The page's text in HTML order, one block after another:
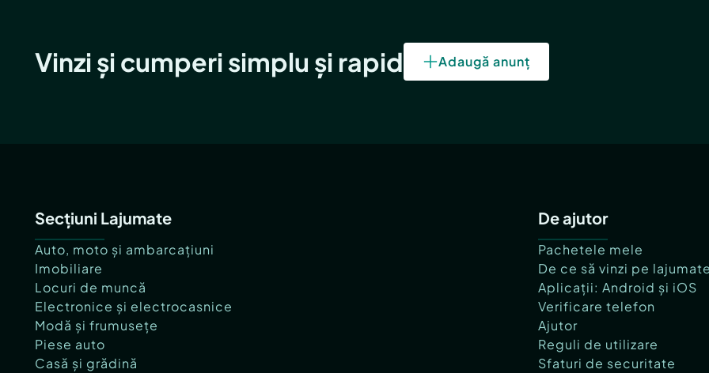
Vinzi și cumperi simplu și rapid Adaugă anunț
Secțiuni Lajumate
Auto, moto și ambarcațiuni
Imobiliare
Locuri de muncă
Electronice și electrocasnice
Modă și frumusețe
Piese auto
Casă și grădină
De ajutor
Pachetele mele
De ce să vinzi pe
Aplicații: Android și iOS
Verificare telefon
Ajutor
Reguli de utilizare
Sfaturi de securitate